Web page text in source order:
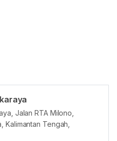
Jalan RTA Milono,
Kalimantan Tengah,08:00 - 17:00